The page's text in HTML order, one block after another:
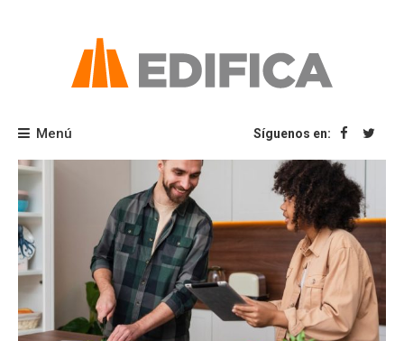
Blog Edifica
Menú Síguenos en: